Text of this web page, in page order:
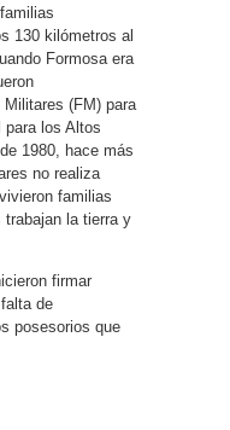
130 kilómetros al
Formosa era
(FM) para
para los Altos
1980, hace más
no realiza
familias
trabajan la tierra y
firmar
de
posesorios que